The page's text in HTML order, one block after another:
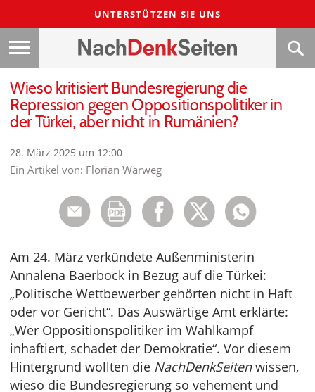
UNTERSTÜTZEN SIE UNS
Wieso kritisiert Bundesregierung die
Repression gegen Oppositionspolitiker in
der Türkei, aber nicht in Rumänien?
28. März 2025 um 12:00
Ein Artikel von: Florian Warweg
Am 24. März verkündete Außenministerin
Annalena Baerbock in Bezug auf die Türkei:
„Politische Wettbewerber gehörten nicht in Haft
oder vor Gericht“. Das Auswärtige Amt erklärte:
„Wer Oppositionspolitiker im Wahlkampf
inhaftiert, schadet der Demokratie“. Vor diesem
Hintergrund wollten die NachDenkSeitenwissen,
wieso die Bundesregierung so vehement und